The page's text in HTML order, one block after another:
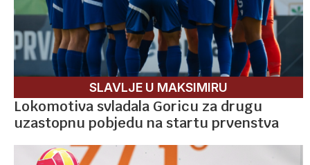
SLAVLJE U MAKSIMIRU
Lokomotiva svladala Goricu za drugu
uzastopnu pobjedu na startu prvenstva